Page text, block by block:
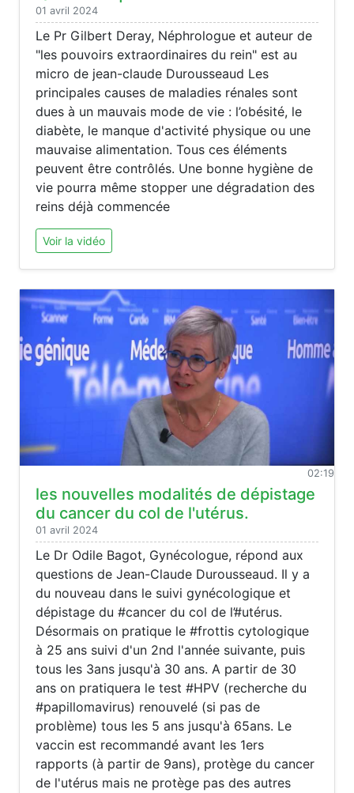
01 avril 2024
Le Pr Gilbert Deray, Néphrologue et auteur de
"les pouvoirs extraordinaires du rein" est au
micro de jean-claude Durousseaud Les
principales causes de maladies rénales sont
dues à un mauvais mode de vie : l’obésité, le
diabète, le manque d'activité physique ou une
mauvaise alimentation. Tous ces éléments
peuvent être contrôlés. Une bonne hygiène de
vie pourra même stopper une dégradation des
reins déjà commencée
Voir la vidéo
02:19
les nouvelles modalités de dépistage
du cancer du col de l'utérus.
01 avril 2024
Le Dr Odile Bagot, Gynécologue, répond aux
questions de Jean-Claude Durousseaud. Il y a
du nouveau dans le suivi gynécologique et
dépistage du #cancer du col de l’#utérus.
Désormais on pratique le #frottis cytologique
à 25 ans suivi d'un 2nd l'année suivante, puis
tous les 3ans jusqu'à 30 ans. A partir de 30
ans on pratiquera le test #HPV (recherche du
#papillomavirus) renouvelé (si pas de
problème) tous les 5 ans jusqu'à 65ans. Le
vaccin est recommandé avant les 1ers
rapports (à partir de 9ans), protège du cancer
de l'utérus mais ne protège pas des autres